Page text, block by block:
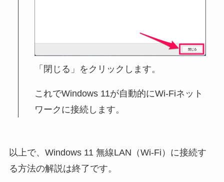
「閉じる」をクリックします。
これでWindows 11が自動的にWi-Fiネット
ワークに接続します。
以上で、Windows 11 無線LAN（Wi-Fi）に接続す
る方法の解説は終了です。